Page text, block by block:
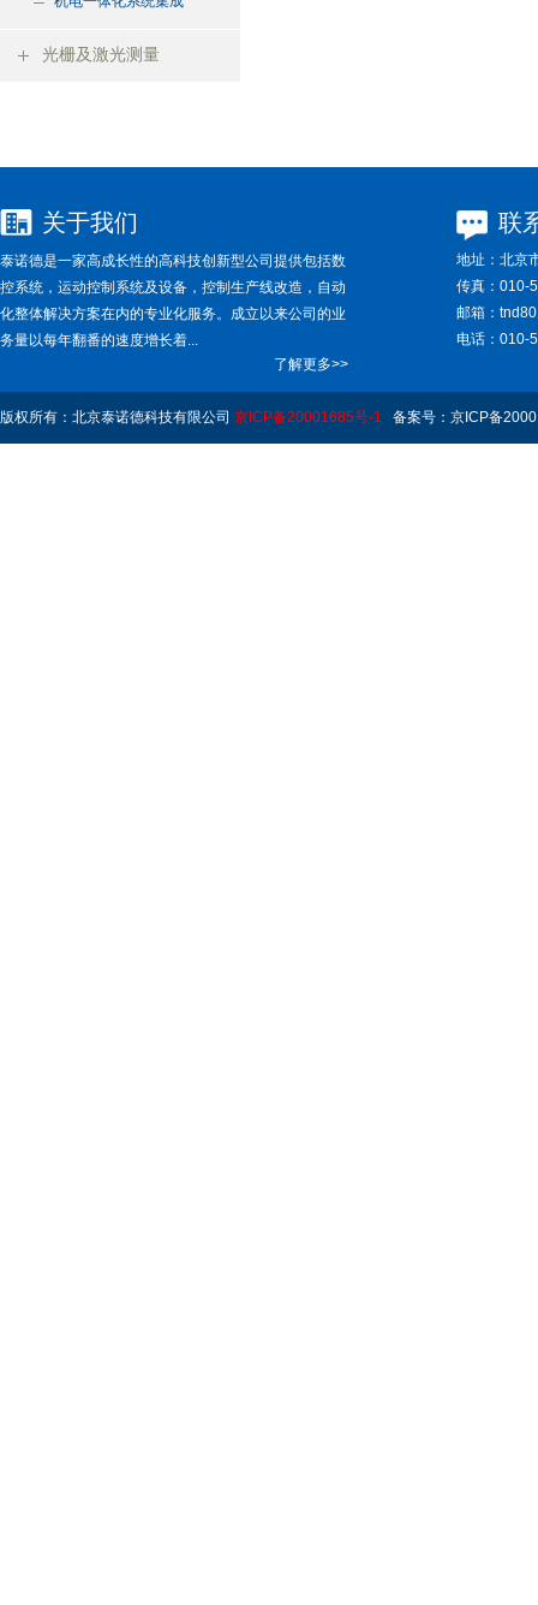
光栅及激光测量
关于我们
泰诺德是一家高成长性的高科技创新型公司提供包括数
控系统，运动控制系统及设备，控制生产线改造，自动
化整体解决方案在内的专业化服务。成立以来公司的业
务量以每年翻番的速度增长着...
了解更多>>
联
地址： 北京
传真： 010-
邮箱：
电话： 010-
版权所有：北京泰诺德科技有限公司 京ICP备20001685号-1 备案号：京ICP备